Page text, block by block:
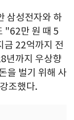
삼성전자와 하
"62만 원 때 5
금 22억까지 전
년까지 우상향
을 벌기 위해 사
조했다.